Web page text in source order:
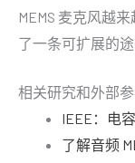
MEMS 麦克风越
了一条可扩展的
相关研究和外部参
IEEE：电
了解音频